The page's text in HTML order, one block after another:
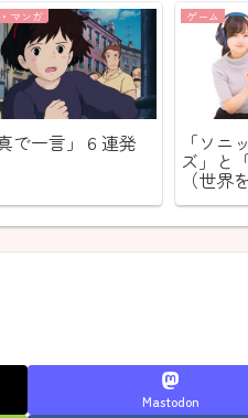
マンガ
で一言」６連発
ゲーム
「ソニ
ズ」と
（世界
本をピ
撃）
Mastodon